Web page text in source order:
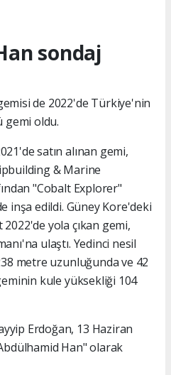
sondaj
de 2022'de Türkiye'nin
gemi oldu.
satın alınan gemi,
& Marine
"Cobalt Explorer"
inşa edildi. Güney Kore'deki
yola çıkan gemi,
ulaştı. Yedinci nesil
metre uzunluğunda ve 42
kule yüksekliği 104
Erdoğan, 13 Haziran
Han" olarak